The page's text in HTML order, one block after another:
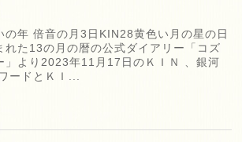
の年 倍音の月3日KIN28黄色い月の星の日
れた13の月の暦の公式ダイアリー「コズ
」より2023年11月17日のＫＩＮ 、銀河
ードとＫＩ...